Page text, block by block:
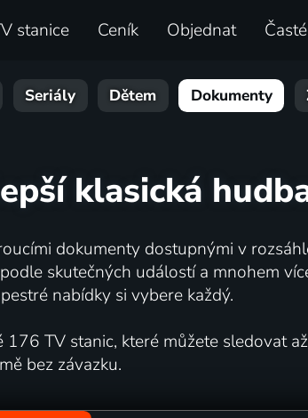
stanice Ceník Objednat
Seriály Dětem Dokumenty
klasická
dokumenty dostupnými v
skutečných událostí a mnohem
nabídky si vybere každý.
TV stanic, které můžete sledovat
bez závazku.